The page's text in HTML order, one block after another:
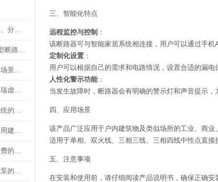
低压漏电断路器故障解码：现象、分析与诊断艺术
电气安全+智能管理：安科瑞微型断路器在学校中的创新应用
什么是虚拟电厂？原理、特点、场景，一篇看懂安科瑞虚拟电厂解决方案
监控・调度・交易・碳管：安科瑞虚拟电厂一体化解决方案
浅谈双碳目标下能耗在线监测系统的应用方向
浅析智能消防应急照明系统在民用建筑电气设计中的应用
预付费电能表是智能管理电力消费的未来之一
安科瑞电机监控系统在城市污水泵的应用
三、智能化特点
远程监控与控制 ：
该断路器可与智能家居系统相连接，用户可以通过手
定制化设置 ：
用户可以根据自己的需求和电路情况，设置合适的漏
人性化警示功能：
当发生故障时，断路器会有明确的警示灯和声音提示，
四、应用场景
该产品广泛应用于户内建筑物及类似场所的工业、商
适用于单相、双火线、三相三线、三相四线中性点直接
五、注意事项
在安装和使用前，请仔细阅读产品说明书，确保正确安